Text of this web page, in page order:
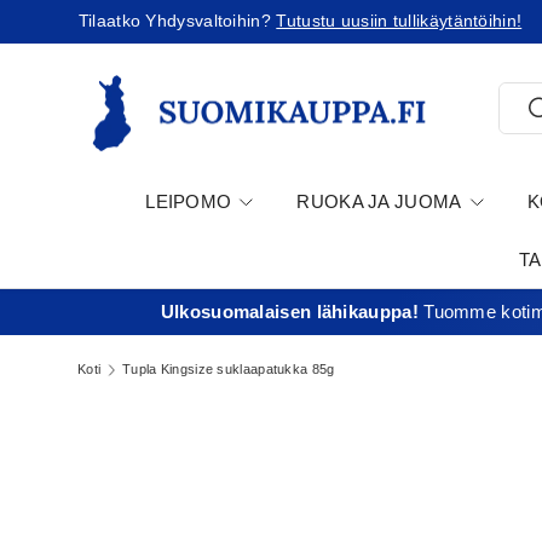
Jatka sisältöön
Tilaatko Yhdysvaltoihin?Tutustu uusiin tullikäytäntöihin!
LEIPOMO RUOKA JA JUOMA
Ulkosuomalaisen lähikauppa!Tuomme
Koti Tupla Kingsize suklaapatukka 85g